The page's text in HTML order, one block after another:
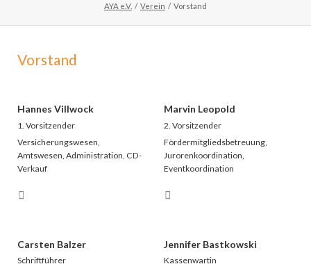
AYA e.V. Verein Vorstand
Vorstand
Hannes Villwock
1. Vorsitzender
Versicherungswesen,
Amtswesen, Administration, CD-
Verkauf
Marvin Leopold
2. Vorsitzender
Fördermitgliedsbetreuung,
Jurorenkoordination,
Eventkoordination
Carsten Balzer
Schriftführer
Jennifer Bastkowski
Kassenwartin